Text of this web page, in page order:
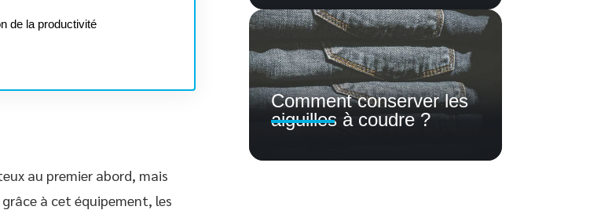
de la productivité
au premier abord, mais
à cet équipement, les
Comment conserver les
aiguilles à coudre ?